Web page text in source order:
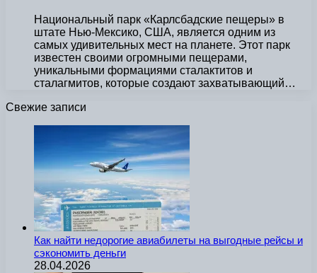
Национальный парк «Карлсбадские пещеры» в
штате Нью-Мексико, США, является одним из
самых удивительных мест на планете. Этот парк
известен своими огромными пещерами,
уникальными формациями сталактитов и
сталагмитов, которые создают захватывающий…
Свежие записи
Как найти недорогие авиабилеты на выгодные рейсы и
сэкономить деньги
28.04.2026